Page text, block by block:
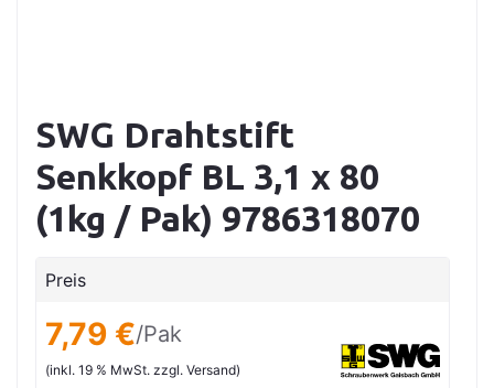
SWG Drahtstift
Senkkopf BL 3,1 x 80
(1kg / Pak) 9786318070
Preis
7,79 €/Pak
(inkl. 19 % MwSt. zzgl. Versand)